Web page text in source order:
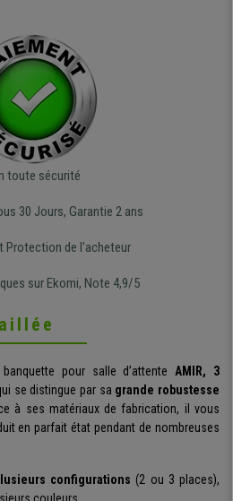
toute sécurité
30 Jours, Garantie 2 ans
Protection de l'acheteur
sur Ekomi, Note 4,9/5
pour salle d’attenteAMIR, 3
se distingue par sa grande robustesse
à ses matériaux de fabrication, il vous
en parfait état pendant de nombreuses
configurations (2 ou 3 places),